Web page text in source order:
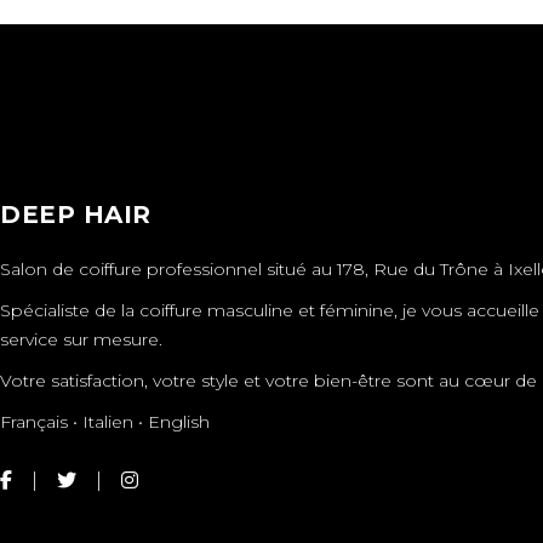
DEEP HAIR
Salon de coiffure professionnel situé au 178, Rue du Trône à
Spécialiste de la coiffure masculine et féminine, je vous
service sur mesure.
Votre satisfaction, votre style et votre bien-être sont au cœur
Français • Italien • English